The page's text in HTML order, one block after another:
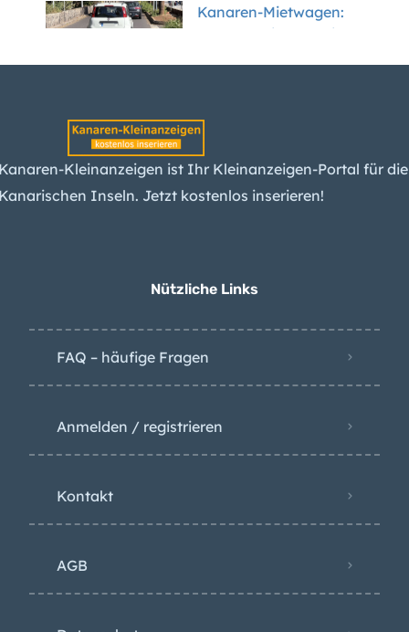
Kanaren-Mietwagen:
Der Boom ist vorbei –
Teneriffas Forscher
Erdbeben am Teide –
und einen Ausbruch
weiter – das liegt
Grund
Kleinanzeigen ist Ihr Kleinanzeigen-Portal für die
Inseln. Jetzt kostenlos inserieren!
FAQ – häufige Fragen